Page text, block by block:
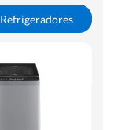
Refrigeradores